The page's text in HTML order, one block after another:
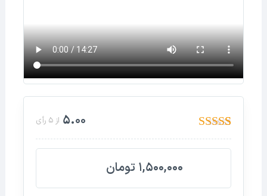
امتیازدهی
5.00از 5 در
5
5.00 از 5 رأی
1,500,000 تومان